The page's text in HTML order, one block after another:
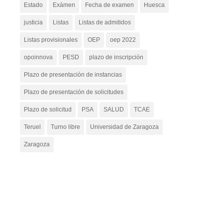
Estado Exámen Fecha de examen Huesca
justicia Listas Listas de admitidos
Listas provisionales OEP oep 2022
opoinnova PESD plazo de inscripción
Plazo de presentación de instancias
Plazo de presentación de solicitudes
Plazo de solicitud PSA SALUD TCAE
Teruel Turno libre Universidad de Zaragoza
Zaragoza